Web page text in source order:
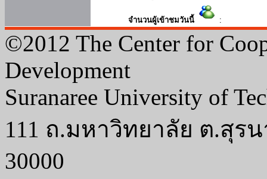
จำนวนผู้เข้าชมวันนี้ :
©2012 The Center for
Development
Suranaree University of
111 ถ.มหาวิทยาลัย ต.สุร
30000